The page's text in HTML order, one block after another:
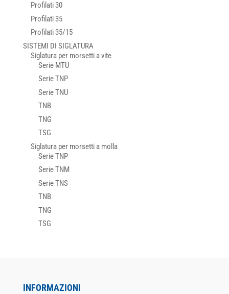
Profilati 30
Profilati 35
Profilati 35/15
SISTEMI DI SIGLATURA
Siglatura per morsetti a vite
Serie MTU
Serie TNP
Serie TNU
TNB
TNG
TSG
Siglatura per morsetti a molla
Serie TNP
Serie TNM
Serie TNS
TNB
TNG
TSG
INFORMAZIONI